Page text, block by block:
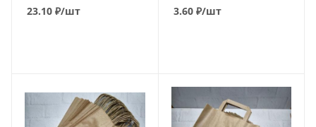
23.10 ₽/шт 3.60₽/шт